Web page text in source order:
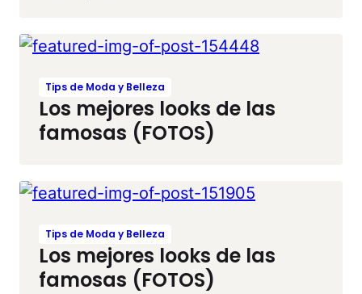
Tips de Moda y Belleza
Los mejores looks de las
famosas (FOTOS)
Tips de Moda y Belleza
Los mejores looks de las
famosas (FOTOS)